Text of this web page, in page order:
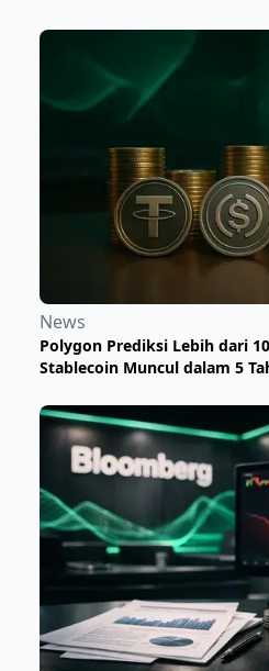
News
Polygon Prediksi Lebih dari
Stablecoin Muncul dalam 5